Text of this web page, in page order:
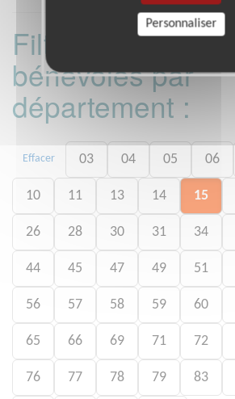
Filtrer les missions
bénévoles par
département :
Effacer 03 04 05 06
10 11 13 14 15
26 28 30 31 34
44 45 47 49 51
56 57 58 59 60
65 66 69 71 72
76 77 78 79 83
Personnaliser